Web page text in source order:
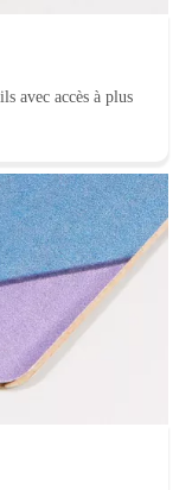
avec accès à plus